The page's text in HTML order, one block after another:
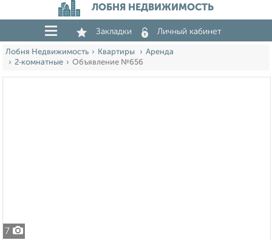
ЛОБНЯ НЕДВИЖИМОСТЬ
Закладки Личный кабинет
Лобня Недвижимость Квартиры
Аренда
2‑комнатные
Объявление №656
7